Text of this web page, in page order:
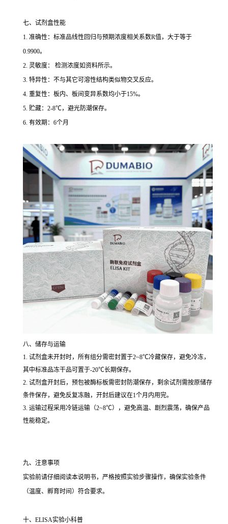
七、试剂盒性能
1. 准确性：标准品线性回归与预期浓度相关系数R值，大于等于
0.9900。
2. 灵敏度： 检测浓度如资料所示。
3. 特异性：不与其它可溶性结构类似物交叉反应。
4. 重复性：板内、板间变异系数均小于15%。
5. 贮藏：2-8℃，避光防潮保存。
6. 有效期：6个月
八、储存与运输
1. 试剂盒未开封时，所有组分需密封置于2~8℃冷藏保存，避免冷冻，
其中标准品冻干品可置于-20℃长期保存。
2. 试剂盒开封后，预包被酶标板需密封防潮保存，剩余试剂需按原储存
条件保存，避免反复冻融，开封后建议在1个月内用完。
3. 运输过程采用冷链运输（2~8℃），避免高温、剧烈震荡，确保产品
性能稳定。
九、注意事项
实验前请仔细阅读本说明书，严格按照实验步骤操作，确保实验条件
（温度、孵育时间）符合要求。
十、ELISA实验小科普